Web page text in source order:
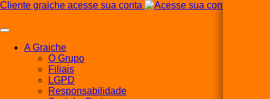
Cliente graiche acesse sua conta
A Graiche
O Grupo
Filiais
LGPD
Responsabilidade